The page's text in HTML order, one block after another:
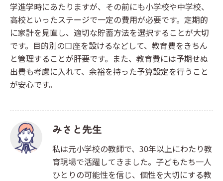
学進学時にあたりますが、その前にも小学校や中学校、
高校といったステージで一定の費用が必要です。定期的
に家計を見直し、適切な貯蓄方法を選択することが大切
です。目的別の口座を設けるなどして、教育費をきちん
と管理することが肝要です。また、教育費には予期せぬ
出費も考慮に入れて、余裕を持った予算設定を行うこと
が安心です。
みさと先生
私は元小学校の教師で、30年以上にわたり教
育現場で活躍してきました。子どもたち一人
ひとりの可能性を信じ、個性を大切にする教